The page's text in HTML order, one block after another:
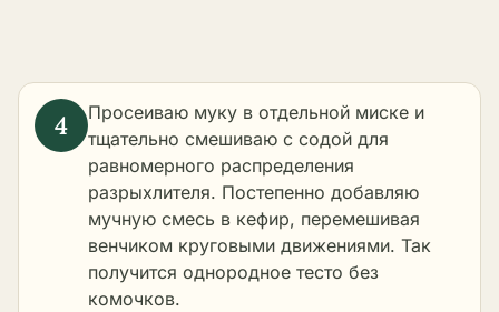
Просеиваю муку в отдельной миске и
тщательно смешиваю с содой для
равномерного распределения
разрыхлителя. Постепенно добавляю
мучную смесь в кефир, перемешивая
венчиком круговыми движениями. Так
получится однородное тесто без
комочков.